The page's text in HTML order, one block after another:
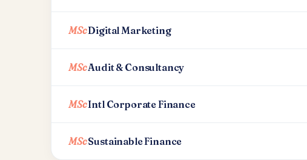
MScDigital Marketing
MScAudit & Consultancy
MScIntl Corporate Finance
MScSustainable Finance